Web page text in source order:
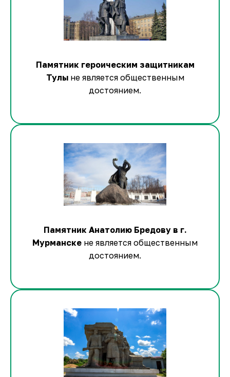
Памятник героическим защитникам
Тулы не является общественным
достоянием.
Памятник Анатолию Бредову в г.
Мурманске не является общественным
достоянием.